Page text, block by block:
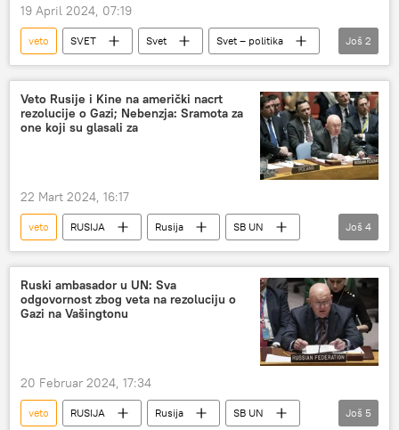
19 April 2024, 07:19
veto SVET Svet
Svet – politika
Ujedinjene nacije
Palestina
Još 2
Veto Rusije i Kine na američki nacrt
rezolucije o Gazi; Nebenzja: Sramota za
one koji su glasali za
22 Mart 2024, 16:17
veto RUSIJA Rusija
SB UN
Amerika
nacrt
Gaza
Vasilij Nebenzja
Još 4
Ruski ambasador u UN: Sva
odgovornost zbog veta na rezoluciju o
Gazi na Vašingtonu
20 Februar 2024, 17:34
veto RUSIJA Rusija
SB UN
Još 5